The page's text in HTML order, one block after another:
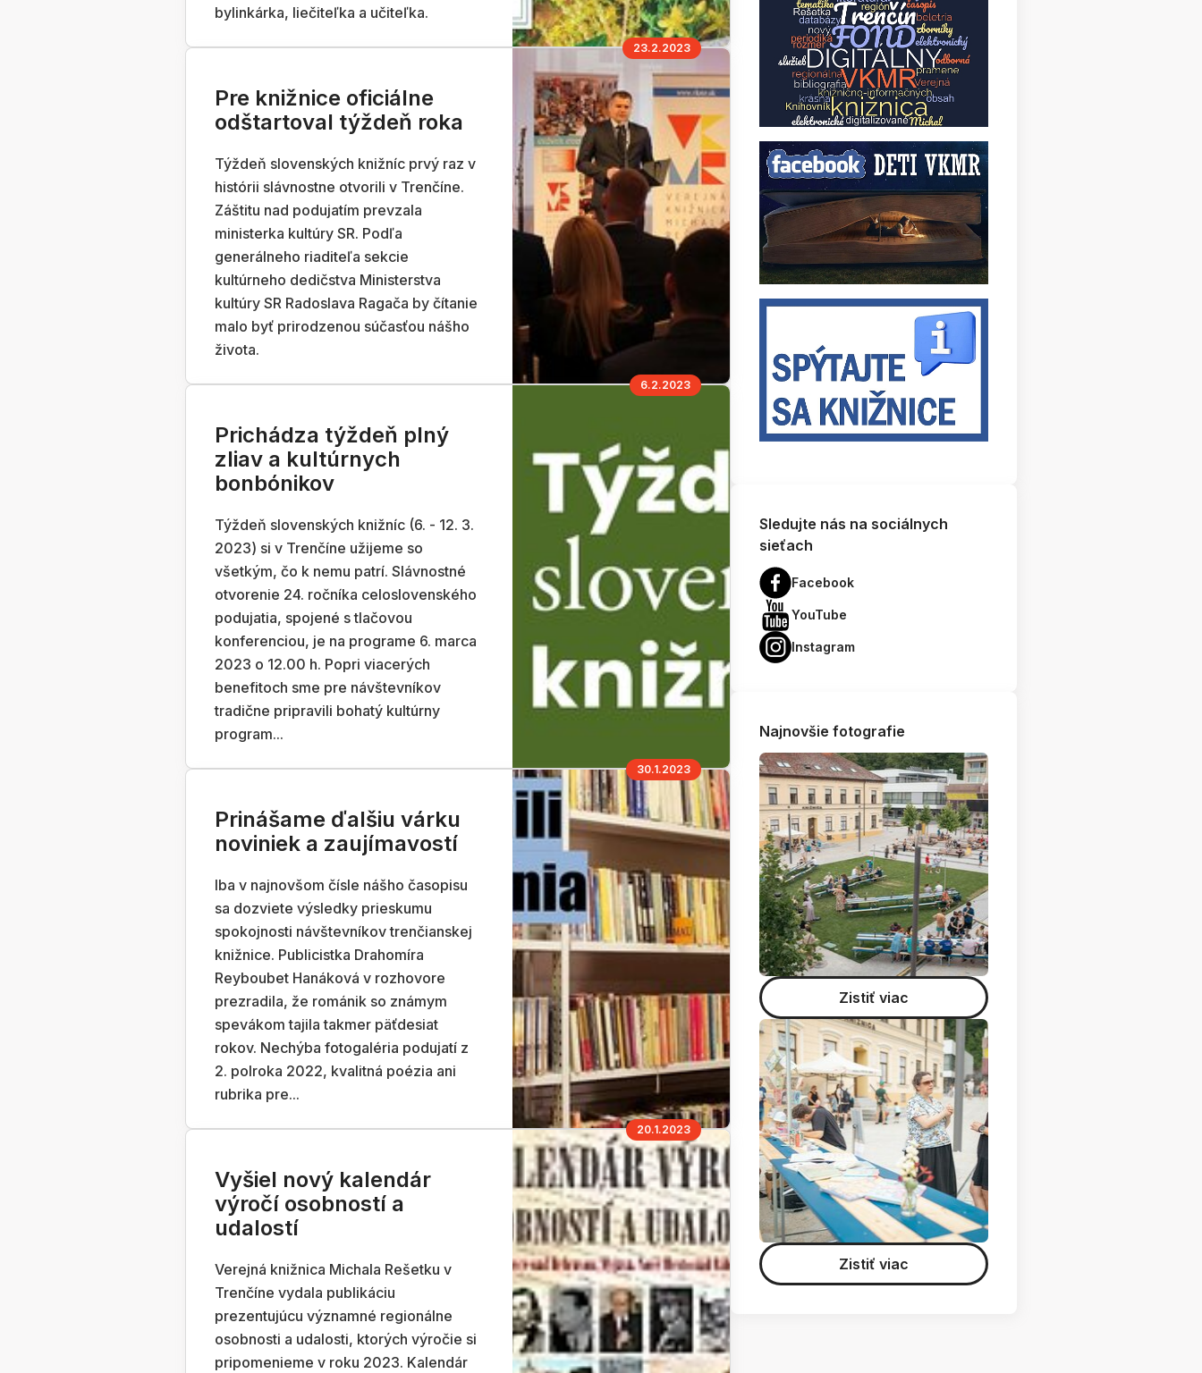
bylinkárka, liečiteľka a učiteľka.
23.2.2023
Pre knižnice oficiálne
odštartoval týždeň roka
Týždeň slovenských knižníc prvý raz v
histórii slávnostne otvorili v Trenčíne.
Záštitu nad podujatím prevzala
ministerka kultúry SR. Podľa
generálneho riaditeľa sekcie
kultúrneho dedičstva Ministerstva
kultúry SR Radoslava Ragača by čítanie
malo byť prirodzenou súčasťou nášho
života.
6.2.2023
Prichádza týždeň plný
zliav a kultúrnych
bonbónikov
Týždeň slovenských knižníc (6. - 12. 3.
2023) si v Trenčíne užijeme so
všetkým, čo k nemu patrí. Slávnostné
otvorenie 24. ročníka celoslovenského
podujatia, spojené s tlačovou
konferenciou, je na programe 6. marca
2023 o 12.00 h. Popri viacerých
benefitoch sme pre návštevníkov
tradične pripravili bohatý kultúrny
program...
30.1.2023
Prinášame ďalšiu várku
noviniek a zaujímavostí
Iba v najnovšom čísle nášho časopisu
sa dozviete výsledky prieskumu
spokojnosti návštevníkov trenčianskej
knižnice. Publicistka Drahomíra
Reyboubet Hanáková v rozhovore
prezradila, že románik so známym
spevákom tajila takmer päťdesiat
rokov. Nechýba fotogaléria podujatí z
2. polroka 2022, kvalitná poézia ani
rubrika pre...
20.1.2023
Vyšiel nový kalendár
výročí osobností a
udalostí
Verejná knižnica Michala Rešetku v
Trenčíne vydala publikáciu
prezentujúcu významné regionálne
osobnosti a udalosti, ktorých výročie si
pripomenieme v roku 2023. Kalendár
Sledujte nás na sociálnych
sieťach
Facebook
YouTube
Instagram
Najnovšie fotografie
Zistiť viac
Zistiť viac